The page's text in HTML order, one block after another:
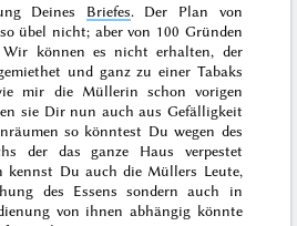
Deines Briefes. Der Plan von
übel nicht; aber von 100 Gründen
können es nicht erhalten, der
und ganz zu einer Tabaks
mir die Müllerin schon vorigen
sie Dir nun auch aus Gefälligkeit
so könntest Du wegen des
der das ganze Haus verpestet
kennst Du auch die Müllers Leute,
des Essens sondern auch in
von ihnen abhängig könnte